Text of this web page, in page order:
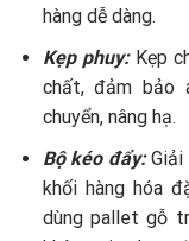
hàng dễ dàng.
Kẹp phuy:Kẹp
chất, đảm bảo
chuyển, nâng hạ.
Bộ kéo đẩy: Giải
khối hàng hóa
dùng pallet gỗ